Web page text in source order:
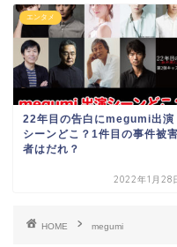
エンタメ
22年目の告白にmegumi出演
シーンどこ？1件目の事件被害
者はだれ？
2022年1月28
HOME megumi